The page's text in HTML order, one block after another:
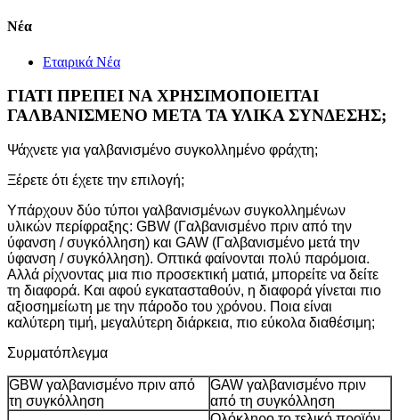
Νέα
Εταιρικά Νέα
ΓΙΑΤΙ ΠΡΕΠΕΙ ΝΑ ΧΡΗΣΙΜΟΠΟΙΕΙΤΑΙ
ΓΑΛΒΑΝΙΣΜΕΝΟ ΜΕΤΑ ΤΑ ΥΛΙΚΑ ΣΥΝΔΕΣΗΣ;
Ψάχνετε για γαλβανισμένο συγκολλημένο φράχτη;
Ξέρετε ότι έχετε την επιλογή;
Υπάρχουν δύο τύποι γαλβανισμένων συγκολλημένων
υλικών περίφραξης: GBW (Γαλβανισμένο πριν από την
ύφανση / συγκόλληση) και GAW (Γαλβανισμένο μετά την
ύφανση / συγκόλληση). Οπτικά φαίνονται πολύ παρόμοια.
Αλλά ρίχνοντας μια πιο προσεκτική ματιά, μπορείτε να δείτε
τη διαφορά. Και αφού εγκατασταθούν, η διαφορά γίνεται πιο
αξιοσημείωτη με την πάροδο του χρόνου. Ποια είναι
καλύτερη τιμή, μεγαλύτερη διάρκεια, πιο εύκολα διαθέσιμη;
Συρματόπλεγμα
GBW γαλβανισμένο πριν από
τη συγκόλληση
GAW γαλβανισμένο πριν
από τη συγκόλληση